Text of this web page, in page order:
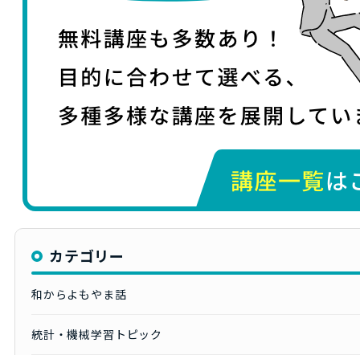
カテゴリー
和からよもやま話
統計・機械学習トピック